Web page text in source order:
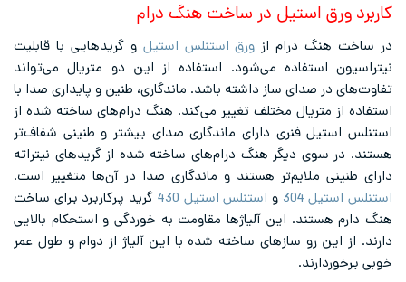
کاربرد ورق استیل در ساخت هنگ درام
در ساخت هنگ درام از ورق استنلس استیل و گریدهایی با قابلیت
نیتراسیون استفاده می‌شود. استفاده از این دو متریال می‌تواند
تفاوت‌های در صدای ساز داشته باشد. ماندگاری، طنین و پایداری صدا با
استفاده از متریال مختلف تغییر می‌کند. هنگ درام‌های ساخته شده از
استنلس استیل فنری دارای ماندگاری صدای بیشتر و طنینی شفاف‌تر
هستند. در سوی دیگر هنگ درام‌های ساخته شده از گریدهای نیتراته
دارای طنینی ملایم‌تر هستند و ماندگاری صدا در آن‌ها متغییر است.
استنلس استیل 304
و استنلس استیل 430
گرید پرکاربرد برای ساخت
هنگ دارم هستند. این آلیاژها مقاومت به خوردگی و استحکام بالایی
دارند. از این رو سازهای ساخته شده با این آلیاژ از دوام و طول عمر
خوبی برخوردارند.